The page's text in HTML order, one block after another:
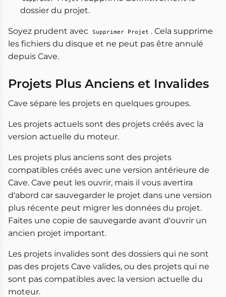
dossier du projet.
Soyez prudent avec Supprimer Projet . Cela supprime
les fichiers du disque et ne peut pas être annulé
depuis Cave.
Projets Plus Anciens et Invalides
Cave sépare les projets en quelques groupes.
Les projets actuels sont des projets créés avec la
version actuelle du moteur.
Les projets plus anciens sont des projets
compatibles créés avec une version antérieure de
Cave. Cave peut les ouvrir, mais il vous avertira
d'abord car sauvegarder le projet dans une version
plus récente peut migrer les données du projet.
Faites une copie de sauvegarde avant d'ouvrir un
ancien projet important.
Les projets invalides sont des dossiers qui ne sont
pas des projets Cave valides, ou des projets qui ne
sont pas compatibles avec la version actuelle du
moteur.